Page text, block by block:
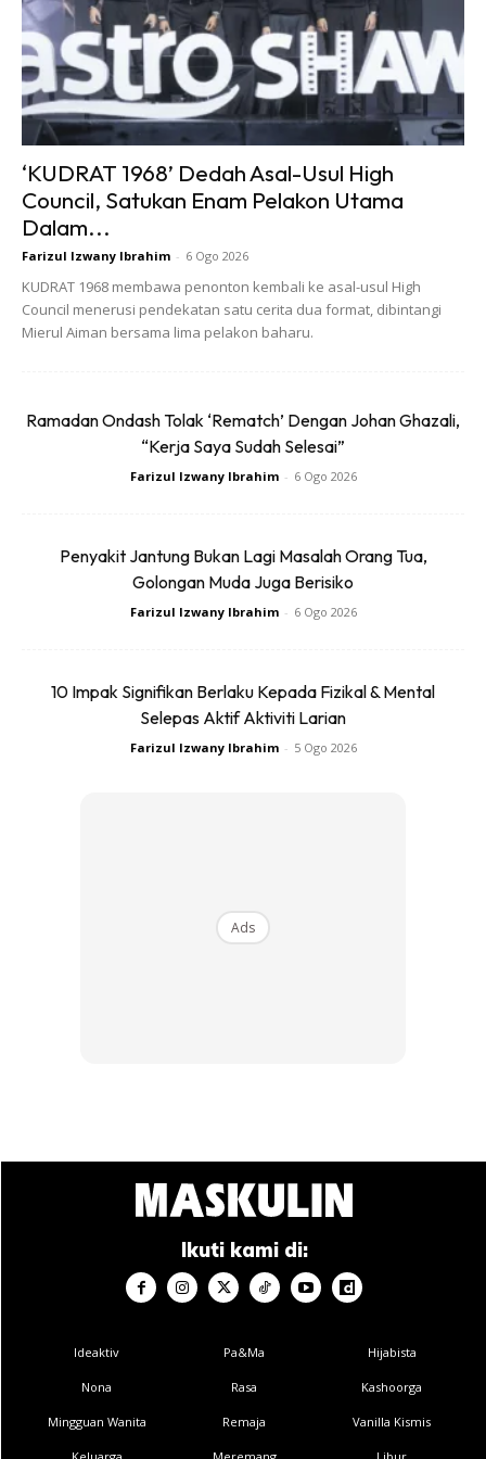
Keterujaan peminat berkongsi gambar terhenti apabila
ramai netizen yang memberikan komen lebih kepada
kebimbangan terhadap keadaan kesihatan Depp.
Сегодняшнего Дня! Джонни Депп❤️ Thank
You, Universe! #johnnydepp
#hollywoodvampires
‘KUDRAT 1968’ Dedah Asal-Usul High
Council, Satukan Enam Pelakon Utama
Dalam...
Farizul Izwany Ibrahim - 6 Ogo 2026
KUDRAT 1968 membawa penonton kembali ke asal-usul High
Council menerusi pendekatan satu cerita dua format, dibintangi
Mierul Aiman bersama lima pelakon baharu.
Ramadan Ondash Tolak ‘Rematch’ Dengan Johan Ghazali,
“Kerja Saya Sudah Selesai”
Farizul Izwany Ibrahim - 6 Ogo 2026
Penyakit Jantung Bukan Lagi Masalah Orang Tua,
Golongan Muda Juga Berisiko
Farizul Izwany Ibrahim - 6 Ogo 2026
10 Impak Signifikan Berlaku Kepada Fizikal & Mental
Selepas Aktif Aktiviti Larian
Farizul Izwany Ibrahim - 5 Ogo 2026
Ads
Ikuti kami di:
Ideaktiv
Nona
Mingguan Wanita
Pa&Ma
Rasa
Remaja
Hijabista
Kashoorga
Vanilla Kismis